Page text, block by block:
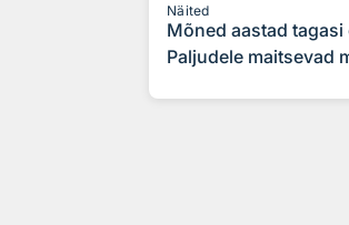
Näited
Mõned aastad
Paljudele maitsevad